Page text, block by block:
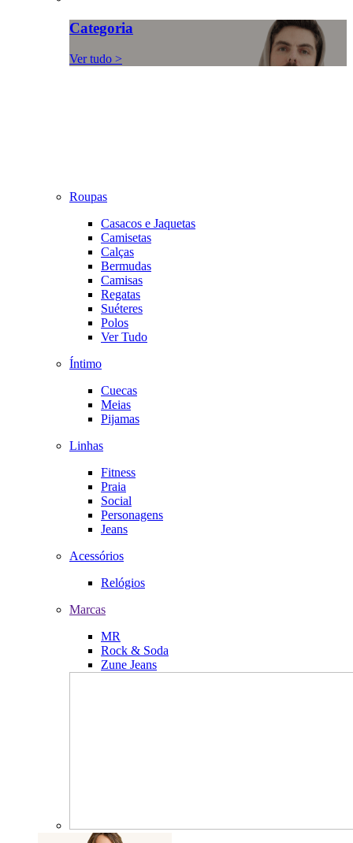
Categoria
Ver tudo >
Roupas
Casacos e Jaquetas
Camisetas
Calças
Bermudas
Camisas
Regatas
Suéteres
Polos
Ver Tudo
Íntimo
Cuecas
Meias
Pijamas
Linhas
Fitness
Praia
Social
Personagens
Jeans
Acessórios
Relógios
Marcas
MR
Rock & Soda
Zune Jeans